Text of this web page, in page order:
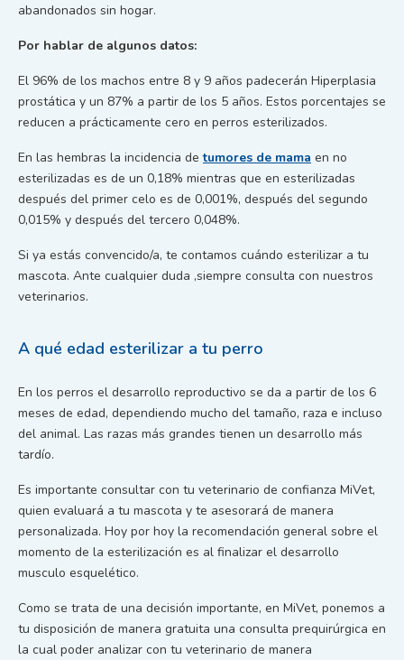
abandonados sin hogar.
Por hablar de algunos datos:
El 96% de los machos entre 8 y 9 años padecerán Hiperplasia
prostática y un 87% a partir de los 5 años. Estos porcentajes se
reducen a prácticamente cero en perros esterilizados.
En las hembras la incidencia detumores de mama en no
esterilizadas es de un 0,18% mientras que en esterilizadas
después del primer celo es de 0,001%, después del segundo
0,015% y después del tercero 0,048%.
Si ya estás convencido/a, te contamos cuándo esterilizar a tu
mascota. Ante cualquier duda ,siempre consulta con nuestros
veterinarios.
A qué edad esterilizar a tu perro
En los perros el desarrollo reproductivo se da a partir de los 6
meses de edad, dependiendo mucho del tamaño, raza e incluso
del animal. Las razas más grandes tienen un desarrollo más
tardío.
Es importante consultar con tu veterinario de confianza MiVet,
quien evaluará a tu mascota y te asesorará de manera
personalizada. Hoy por hoy la recomendación general sobre el
momento de la esterilización es al finalizar el desarrollo
musculo esquelético.
Como se trata de una decisión importante, en MiVet, ponemos a
tu disposición de manera gratuita una consulta prequirúrgica en
la cual poder analizar con tu veterinario de manera